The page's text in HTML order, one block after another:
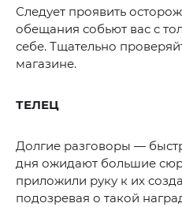
Следует проявить
обещания собьют вас с
себе. Тщательно
магазине.
ТЕЛЕЦ
Долгие разговоры —
дня ожидают большие
приложили руку к их
подозревая о такой